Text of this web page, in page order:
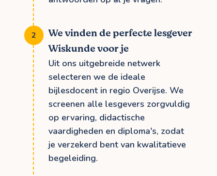
We vinden de perfecte lesgever
Wiskunde voor je
Uit ons uitgebreide netwerk
selecteren we de ideale
bijlesdocent in regio Overijse. We
screenen alle lesgevers zorgvuldig
op ervaring, didactische
vaardigheden en diploma's, zodat
je verzekerd bent van kwalitatieve
begeleiding.